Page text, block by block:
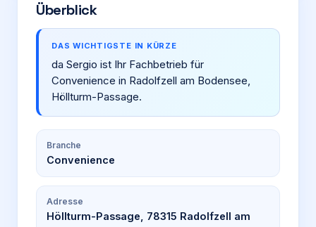
Überblick
DAS WICHTIGSTE IN KÜRZE
da Sergio ist Ihr Fachbetrieb für
Convenience in Radolfzell am Bodensee,
Höllturm-Passage.
Branche
Convenience
Adresse
Höllturm-Passage, 78315 Radolfzell am